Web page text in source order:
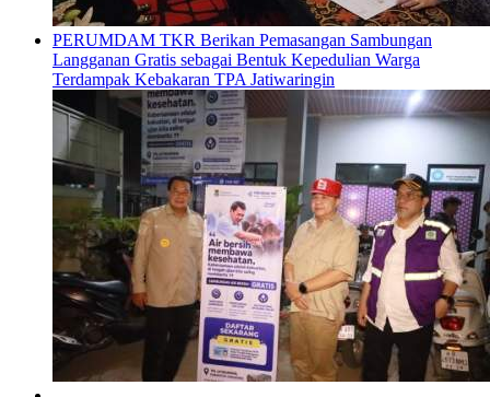
PERUMDAM TKR Berikan Pemasangan Sambungan
Langganan Gratis sebagai Bentuk Kepedulian Warga
Terdampak Kebakaran TPA Jatiwaringin